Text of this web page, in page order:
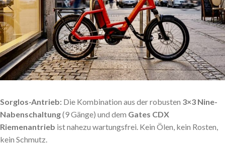
Sorglos-Antrieb: Die Kombination aus der robusten 3×3 Nine-
Nabenschaltung(9 Gänge) und dem Gates CDX
Riemenantrieb ist nahezu wartungsfrei. Kein Ölen, kein Rosten,
kein Schmutz.